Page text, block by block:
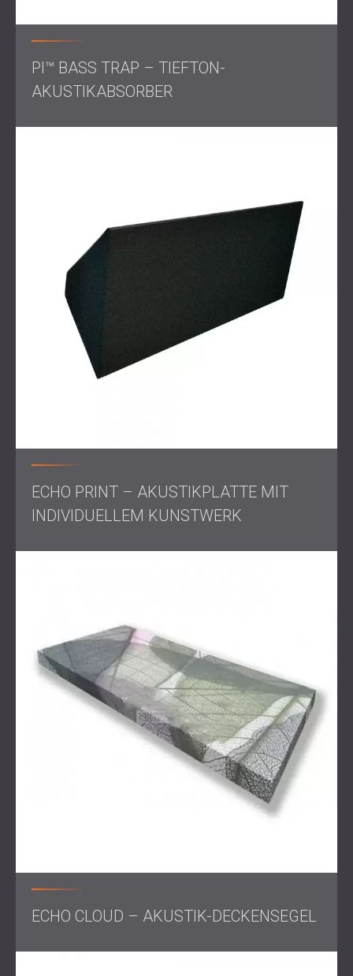
gesamten Raum. Der Saal bietet nun eine optimierte
Klangumgebung für ein breites Spektrum an
Veranstaltungen, von formellen Zusammenkünften bis hin
akustische Ausgewogenheit für jeden Anlass
Warum sind multifunktionale
Veranstaltungsorte schwer zu
behandeln
Multifunktionale Veranstaltungsorte stellen besondere
akustische Herausforderungen dar. Eine Einheitslösung
funktioniert selten, wenn in einem Raum alles von ruhigen
Meetings bis hin zu energiegeladenen Partys stattfinden
Nehmen Sie Kontakt mit uns auf,
PI™ BASS TRAP – TIEFTON-
AKUSTIKABSORBER
ECHO PRINT – AKUSTIKPLATTE MIT
INDIVIDUELLEM KUNSTWERK
ECHO CLOUD – AKUSTIK-DECKENSEGEL